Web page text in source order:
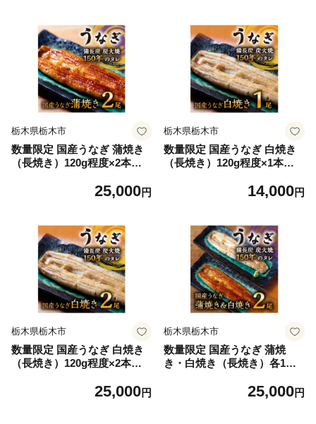
すめ 】
しに 栃木県 栃木市
栃木県栃木市
数量限定 国産うなぎ 蒲焼き
（長焼き）120g程度×2本
明治５年創業の老舗名店 150
しに 栃木県 栃木市
25,000円
栃木県栃木市
数量限定 国産うなぎ 白焼き
（長焼き）120g程度×1本
| 明治５年創業の老舗名店 わ
14,000円
栃木県栃木市
数量限定 国産うなぎ 白焼き
（長焼き）120g程度×2本
| 明治５年創業の老舗名店 わ
25,000円
栃木県栃木市
数量限定 国産うなぎ 蒲焼
き・白焼き（長焼き）各1本
リジナル御朱印付き＞ | 明
25,000円